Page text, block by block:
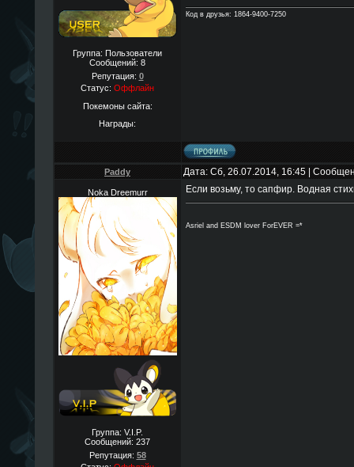
Группа: Пользователи
Сообщений: 8
Репутация: 0
Статус: Оффлайн
Покемоны сайта:
Награды:
Код в друзья: 1864-9400-7250
Paddy Дата: Сб, 26.07.2014, 16:45 |
Noka Dreemurr
Группа: V.I.P.
Сообщений: 237
Репутация: 58
Если возьму, то сапфир. Водная
Asriel and ESDM lover ForEVER =*